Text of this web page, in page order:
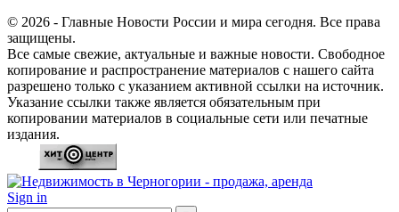
© 2026 - Главные Новости России и мира сегодня. Все права
защищены.
Все самые свежие, актуальные и важные новости. Свободное
копирование и распространение материалов с нашего сайта
разрешено только с указанием активной ссылки на источник.
Указание ссылки также является обязательным при
копировании материалов в социальные сети или печатные
издания.
Sign in